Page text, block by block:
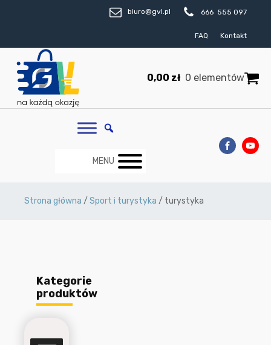
biuro@gvl.pl 666 555 097
FAQ Kontakt
0,00 zł 0 elementów
MENU
Strona główna / Sport i turystyka / turystyka
Kategorie
produktów